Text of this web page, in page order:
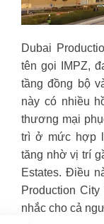
Dubai
tên gọi IMPZ,
tầng đồng bộ
này có nhiều
thương mại
trì ở mức hợp
tăng nhờ vị trí
Estates. Điều
Production
nhắc cho cả